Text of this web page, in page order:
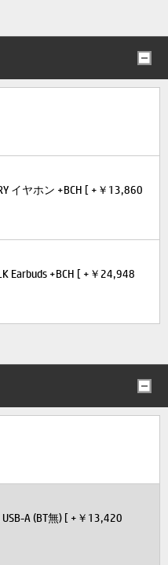
イヤホン +BCH [ +￥13,860
Earbuds +BCH [ +￥24,948
USB-A (BT無) [ +￥13,420